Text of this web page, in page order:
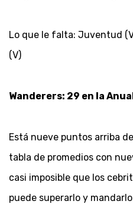
Lo que le falta: Juventud
(V)
Wanderers: 29 en la
Está nueve puntos arriba
tabla de promedios con
casi imposible que los
puede superarlo y